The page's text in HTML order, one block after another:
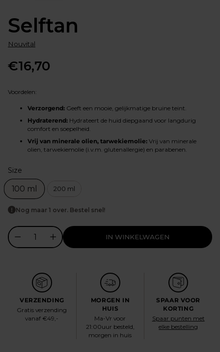
Selftan
Nouvital
Normale
prijs
€16,70
Voordelen:
Verzorgend: Geeft een mooie, gelijkmatige bruine teint.
Hydraterend: Hydrateert de huid diepgaand voor langdurig
comfort en soepelheid.
Vrij van minerale olien, tarwekiemolie: Vrij van minerale
olien, tarwekiemolie (i.v.m. glutenallergie) en parabenen.
Size
Size
100 ml 200 ml
Nog maar 1 over. Bestel snel!
IN WINKELWAGEN
VERZENDING
Gratis verzending
vanaf €49,-
MORGEN IN
HUIS
Ma-Vr voor
21:00uur besteld,
morgen in huis
SPAAR VOOR
KORTING
Spaar punten met
elke bestelling